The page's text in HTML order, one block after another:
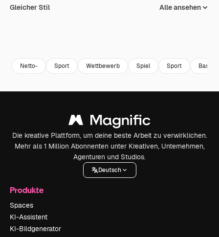
Gleicher Stil Alle ansehen
Netto- Sport Wettbewerb Spiel Sport
Die kreative Plattform, um deine beste Arbeit zu verwirklichen.
Mehr als 1 Million Abonnenten unter Kreativen, Unternehmen,
Agenturen und Studios.
Deutsch
Produkte
Spaces
KI-Assistent
KI-Bildgenerator